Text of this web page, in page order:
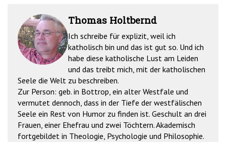
Thomas Holtbernd
Ich schreibe für explizit, weil ich
katholisch bin und das ist gut so. Und ich
habe diese katholische Lust am Leiden
und das treibt mich, mit der katholischen
Seele die Welt zu beschreiben.
Zur Person: geb. in Bottrop, ein alter Westfale und
vermutet dennoch, dass in der Tiefe der westfälischen
Seele ein Rest von Humor zu finden ist. Geschult an drei
Frauen, einer Ehefrau und zwei Töchtern. Akademisch
fortgebildet in Theologie, Psychologie und Philosophie.